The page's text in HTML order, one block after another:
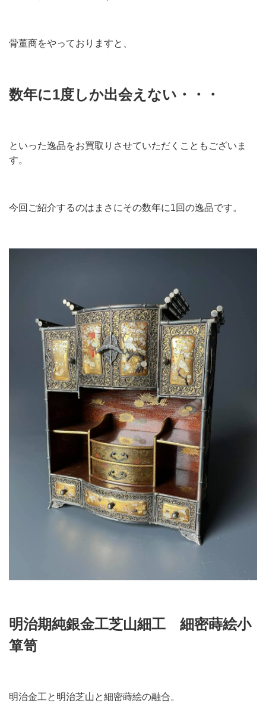
骨董商をやっておりますと、
数年に1度しか出会えない・・・
といった逸品をお買取りさせていただくこともございま
す。
今回ご紹介するのはまさにその数年に1回の逸品です。
明治期純銀金工芝山細工 細密蒔絵小
箪笥
明治金工と明治芝山と細密蒔絵の融合。